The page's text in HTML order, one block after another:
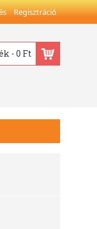
Regisztráció
- 0 Ft